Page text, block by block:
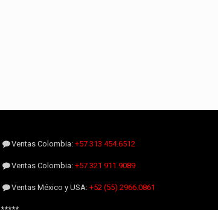
Ventas Colombia:+57 313 454.6512
Ventas Colombia:+57 321 911.9089
Ventas México y USA:+52 (55) 2966.0861